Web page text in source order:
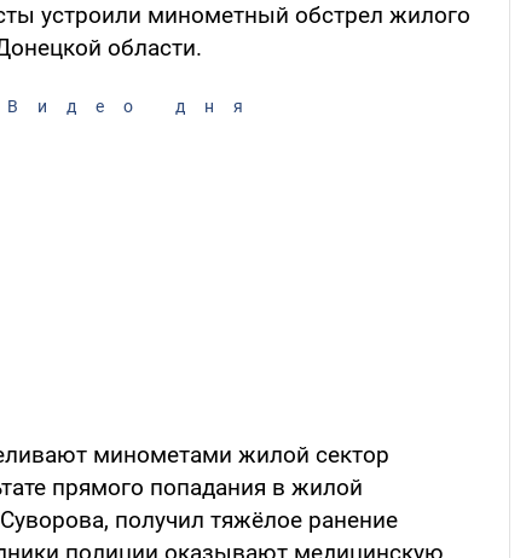
устроили минометный обстрел жилого
области.
Видео дня
минометами жилой сектор
прямого попадания в жилой
получил тяжёлое ранение